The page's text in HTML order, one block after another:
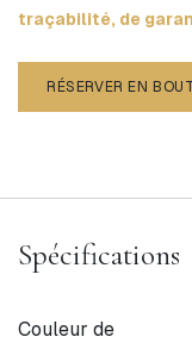
traçabilité, de
RÉSERVER EN
Spécifications
Couleur de